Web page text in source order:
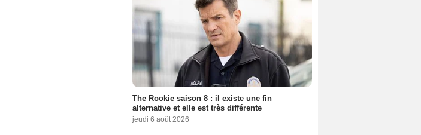
The Rookie saison 8 : il existe une fin
alternative et elle est très différente
jeudi 6 août 2026